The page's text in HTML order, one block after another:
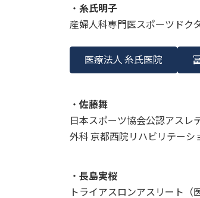
・ 糸氏明子
産婦人科専門医スポーツドク
医療法人 糸氏医院
・ 佐藤舞
日本スポーツ協会公認アスレ
外科 京都西院リハビリテーシ
・ 長島実桜
トライアスロンアスリート（